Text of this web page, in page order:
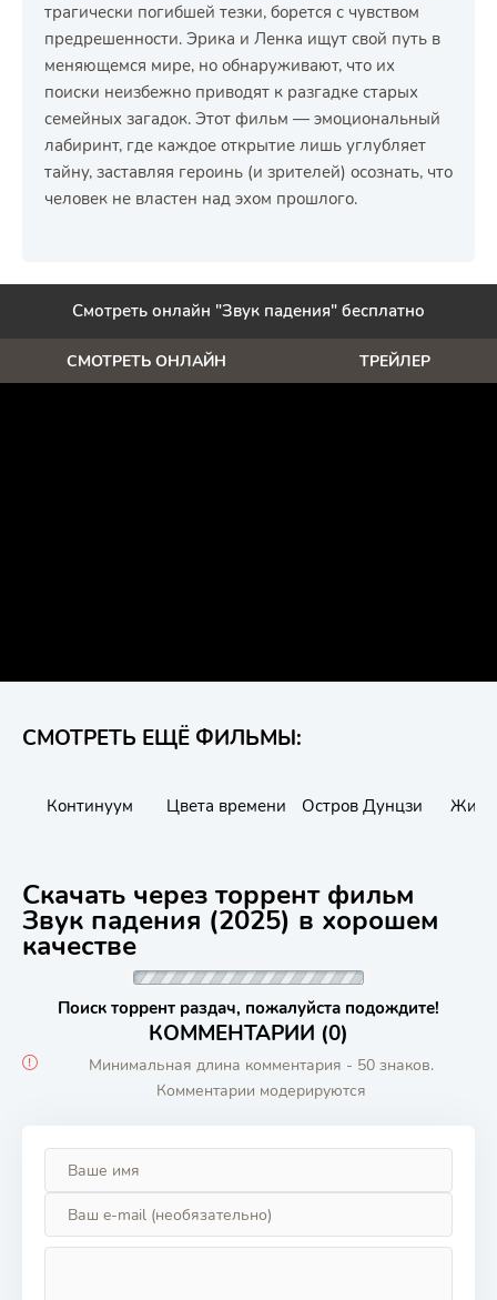
трагически погибшей тезки, борется с чувством
предрешенности. Эрика и Ленка ищут свой путь в
меняющемся мире, но обнаруживают, что их
поиски неизбежно приводят к разгадке старых
семейных загадок. Этот фильм — эмоциональный
лабиринт, где каждое открытие лишь углубляет
тайну, заставляя героинь (и зрителей) осознать, что
человек не властен над эхом прошлого.
Смотреть онлайн "Звук падения" бесплатно
СМОТРЕТЬ ОНЛАЙН ТРЕЙЛЕР
СМОТРЕТЬ ЕЩЁ ФИЛЬМЫ:
Континуум Цвета времени Остров Дунцзи
Скачать через торрент фильм
Звук падения (2025) в хорошем
качестве
Поиск торрент раздач, пожалуйста подождите!
КОММЕНТАРИИ (0)
Минимальная длина комментария - 50 знаков.
Комментарии модерируются